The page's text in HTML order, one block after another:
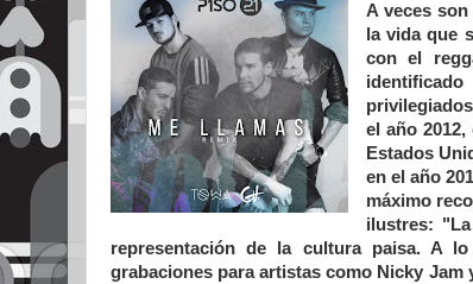
A veces
la vida que
con el
el año
Estados
en el año
máximo
ilustres:
representación de la cultura paisa. A
grabaciones para artistas como Nicky